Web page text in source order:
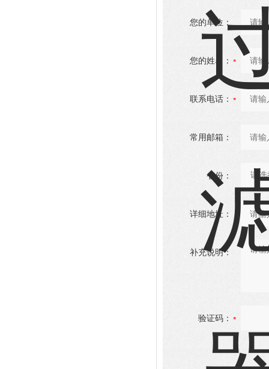
您的单位：
您的姓名：
联系电话：
常用邮箱：
省份：
详细地址：
补充说明：
验证码：